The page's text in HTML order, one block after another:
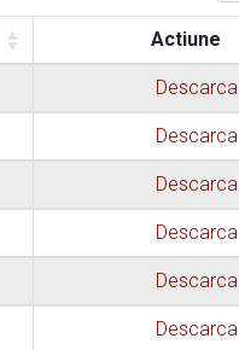
Actiune
Descarca
Descarca
Descarca
Descarca
Descarca
Descarca